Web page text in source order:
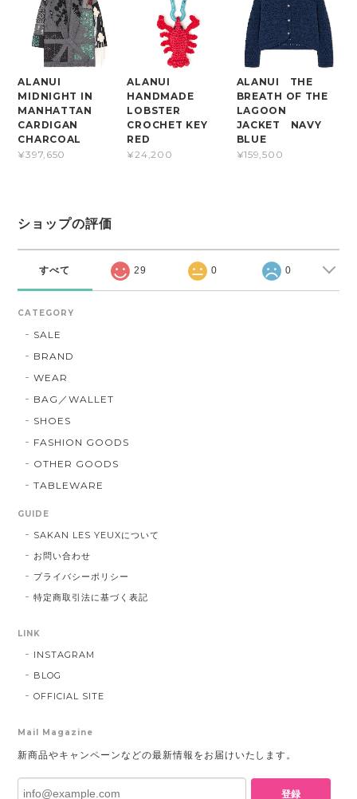
ALANUI
MIDNIGHT IN
MANHATTAN
CARDIGAN
CHARCOAL
¥397,650
ALANUI
HANDMADE
LOBSTER
CROCHET KEY
RED
¥24,200
ALANUI THE
BREATH OF THE
LAGOON
JACKET NAVY
BLUE
¥159,500
ショップの評価
すべて 29 0 0
CATEGORY
SALE
BRAND
WEAR
BAG／WALLET
SHOES
FASHION GOODS
OTHER GOODS
TABLEWARE
GUIDE
SAKAN LES YEUXについて
お問い合わせ
プライバシーポリシー
特定商取引法に基づく表記
LINK
INSTAGRAM
BLOG
OFFICIAL SITE
Mail Magazine
新商品やキャンペーンなどの最新情報をお届けいたします。
登録